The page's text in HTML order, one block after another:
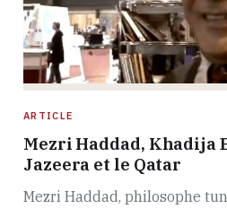
ARTICLE
Mezri Haddad, Khadija
Jazeera et le Qatar
Mezri Haddad, philosophe